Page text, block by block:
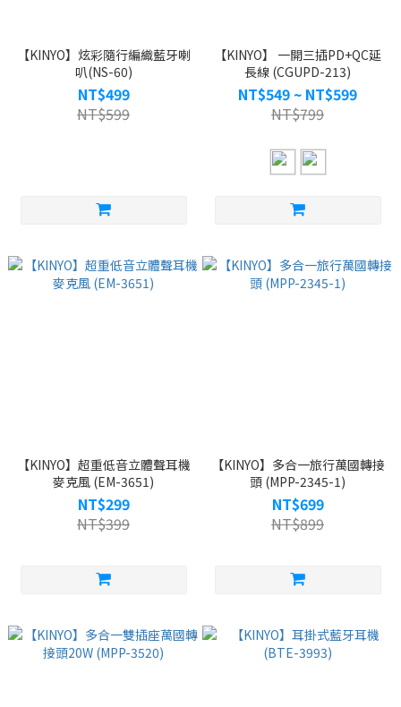
【KINYO】炫彩隨行編織藍牙喇
叭(NS-60)
NT$499
NT$599
【KINYO】 一開三插PD+QC延
長線 (CGUPD-213)
NT$549 ~ NT$599
NT$799
【KINYO】超重低音立體聲耳機
麥克風 (EM-3651)
NT$299
NT$399
【KINYO】多合一旅行萬國轉接
頭 (MPP-2345-1)
NT$699
NT$899